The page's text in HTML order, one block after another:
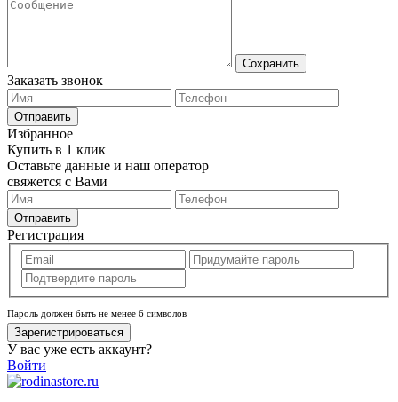
Сохранить
Заказать звонок
Отправить
Избранное
Купить в 1 клик
Оставьте данные и наш оператор
свяжется с Вами
Отправить
Регистрация
Пароль должен быть не менее 6 символов
Зарегистрироваться
У вас уже есть аккаунт?
Войти